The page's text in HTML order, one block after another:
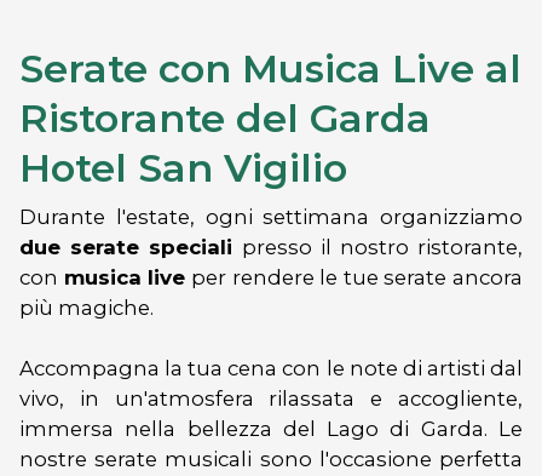
Serate con Musica Live al
Ristorante del Garda
Hotel San Vigilio
Durante l'estate, ogni settimana organizziamo
due serate speciali presso il nostro ristorante,
con musica live per rendere le tue serate ancora
più magiche.
Accompagna la tua cena con le note di artisti dal
vivo, in un'atmosfera rilassata e accogliente,
immersa nella bellezza del Lago di Garda. Le
nostre serate musicali sono l'occasione perfetta